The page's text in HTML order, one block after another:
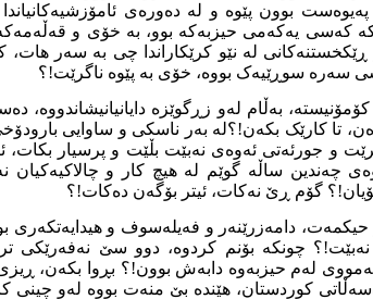
بوون پێوە و لە دەورەی
کەسی یەکەمی حیزبەکە بوو، بە خۆی و
ڕێکخستنەکانی لە نێو کرێکاراندا چی بە سەر
سەرە سوڕێیەک بووە، خۆی بە پێوە ناگرێت!؟
بەڵام لەو زڕگوێزە دایانیانیشاندووە،
تا کارێک بکەن!؟لە بەر ناسکی و ساوایی
و جورئەتی ئەوەی نەبێت بڵێت و پرسیار بکات،
چەندین ساڵە گوێم لە هیچ کار و چالاکیەکیان
گۆم ڕێ نەکات، ئیتر بۆگەن دەکات!؟
دامەزرێنەر و فەیلەسوف و هیدایەتکەری
زیاتر نەبێت!؟ چونکە بۆنم کردوە، دوو سێ
لەم حیزبەوە دابەش بوون!؟ بڕوا بکەن،
کوردستان، هێندە بێ منەت بووە لەو چینی